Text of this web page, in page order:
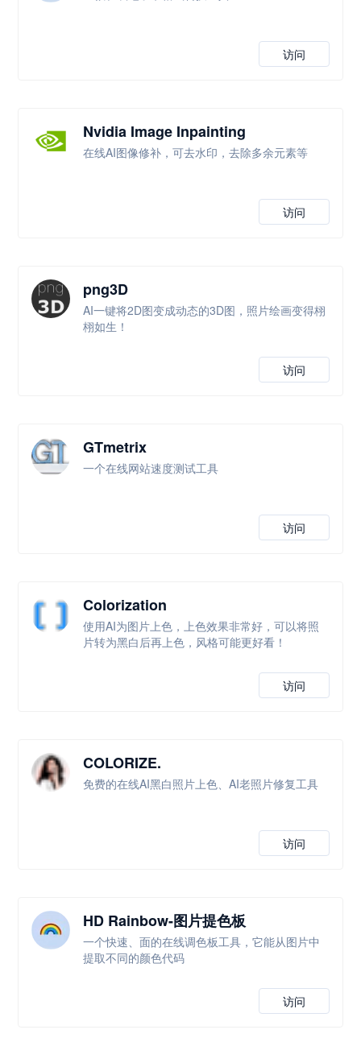
访问
Nvidia Image Inpainting
在线AI图像修补，可去水印，去除多余元素等
访问
png3D
AI一键将2D图变成动态的3D图，照片绘画变得栩
栩如生！
访问
GTmetrix
一个在线网站速度测试工具
访问
Colorization
使用AI为图片上色，上色效果非常好，可以将照
片转为黑白后再上色，风格可能更好看！
访问
COLORIZE.
免费的在线AI黑白照片上色、AI老照片修复工具
访问
HD Rainbow-图片提色板
一个快速、面的在线调色板工具，它能从图片中
提取不同的颜色代码
访问